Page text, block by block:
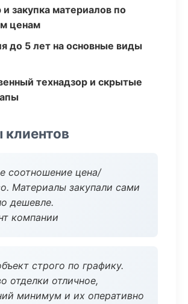
закупка материалов по
ценам
до 5 лет на основные виды
технадзор и скрытые
соотношение цена/
Материалы закупали сами
дешевле.
компании
строго по графику.
отделки отличное,
минимум и их оперативно